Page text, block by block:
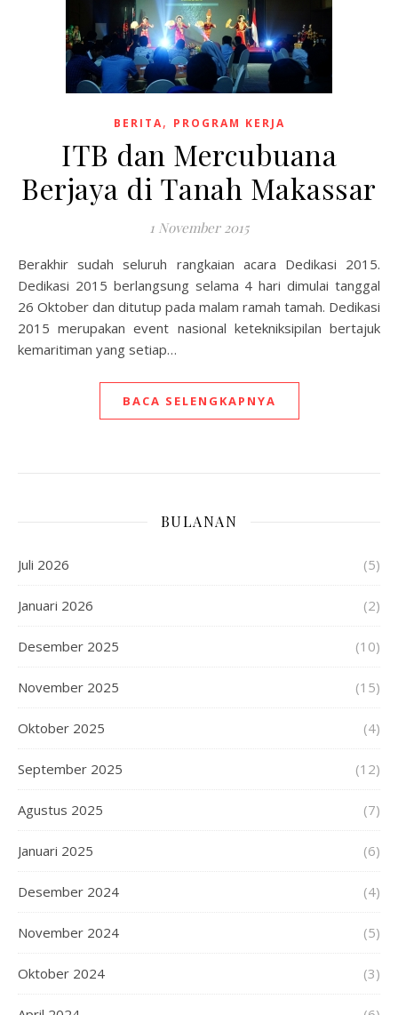
BERITA, PROGRAM KERJA
ITB dan Mercubuana
Berjaya di Tanah Makassar
1 November 2015
Berakhir sudah seluruh rangkaian acara Dedikasi 2015.
Dedikasi 2015 berlangsung selama 4 hari dimulai tanggal
26 Oktober dan ditutup pada malam ramah tamah. Dedikasi
2015 merupakan event nasional ketekniksipilan bertajuk
kemaritiman yang setiap…
BACA SELENGKAPNYA
BULANAN
Juli 2026 (5)
Januari 2026 (2)
Desember 2025 (10)
November 2025 (15)
Oktober 2025 (4)
September 2025 (12)
Agustus 2025 (7)
Januari 2025 (6)
Desember 2024 (4)
November 2024 (5)
Oktober 2024 (3)